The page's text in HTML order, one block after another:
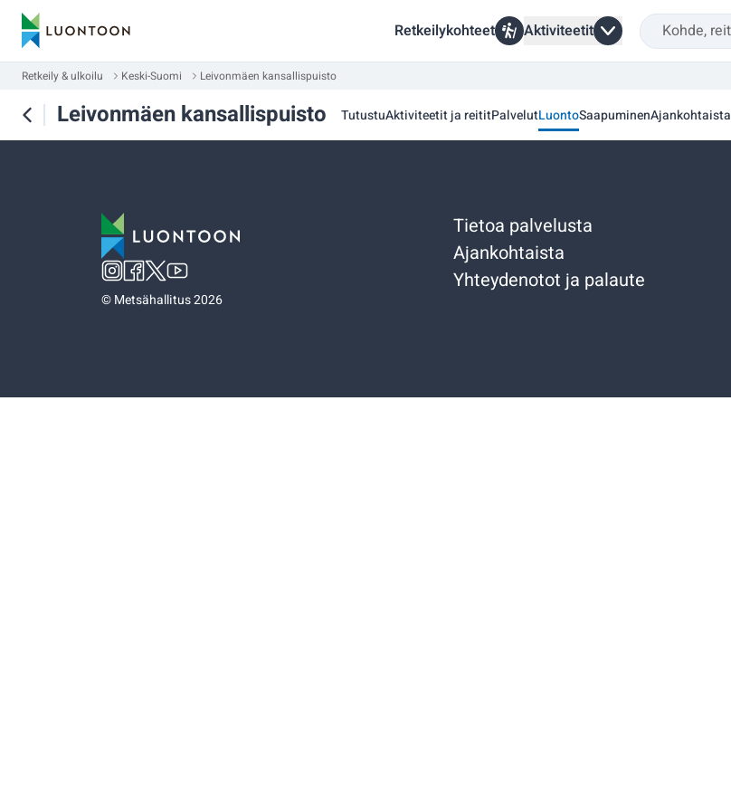
Retkeilykohteet Aktiviteetit
Retkeily & ulkoilu Keski-Suomi Leivonmäen kansallispuisto
Leivonmäen kansallispuisto TutustuAktiviteetit ja reititPalvelutLuontoSaapuminenAjankohtaista
©Metsähallitus 2026
Tietoa palvelusta
Ajankohtaista
Yhteydenotot ja palaute